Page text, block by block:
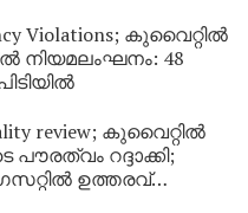
Violations; കുവൈറ്റിൽ
നിയമലംഘനം: 48
review; കുവൈറ്റിൽ
റദ്ദാക്കി;
ഉത്തരവ്